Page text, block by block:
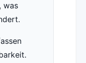
was